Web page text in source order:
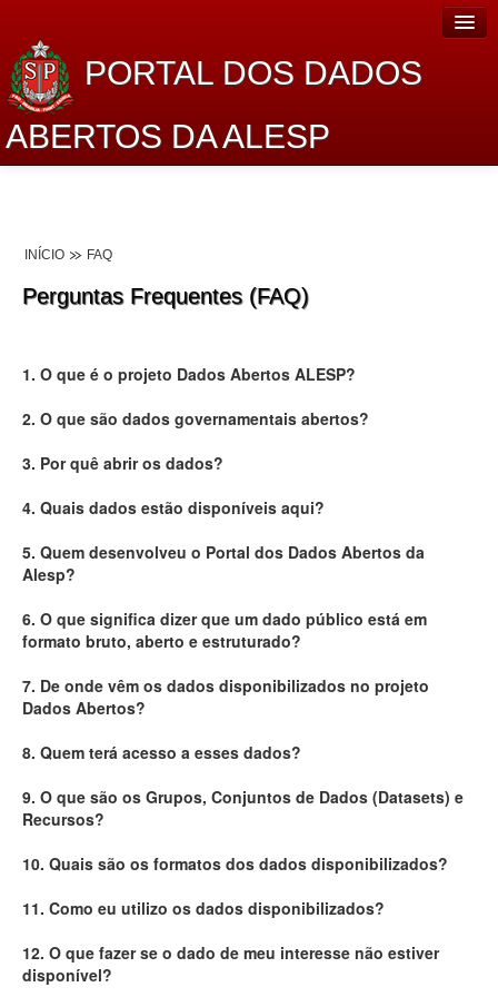
PORTAL DOS DADOS
ABERTOS DA ALESP
Lei de Acesso à Informação
Administração
Legislação
Perguntas frequentes
Contato
INÍCIO FAQ
Perguntas Frequentes (FAQ)
1. O que é o projeto Dados Abertos ALESP?
2. O que são dados governamentais abertos?
3. Por quê abrir os dados?
4. Quais dados estão disponíveis aqui?
5. Quem desenvolveu o Portal dos Dados Abertos da
Alesp?
6. O que significa dizer que um dado público está em
formato bruto, aberto e estruturado?
7. De onde vêm os dados disponibilizados no projeto
Dados Abertos?
8. Quem terá acesso a esses dados?
9. O que são os Grupos, Conjuntos de Dados (Datasets) e
Recursos?
10. Quais são os formatos dos dados disponibilizados?
11. Como eu utilizo os dados disponibilizados?
12. O que fazer se o dado de meu interesse não estiver
disponível?